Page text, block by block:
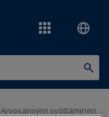
Arvosanojen syöttäminen